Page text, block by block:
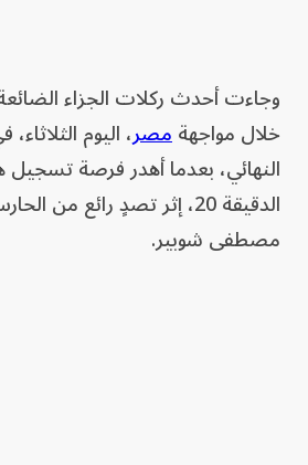
وجاءت أحدث ركلات الجزاء
خلال مواجهةمصر، اليوم
النهائي، بعدما أهدر فرصة
الدقيقة 20، إثر تصدٍ رائع من
مصطفى شوبير.